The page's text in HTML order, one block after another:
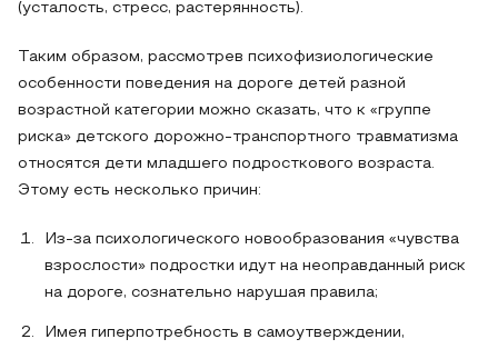
(усталость, стресс, растерянность).
Таким образом, рассмотрев психофизиологические
особенности поведения на дороге детей разной
возрастной категории можно сказать, что к «группе
риска» детского дорожно-транспортного травматизма
относятся дети младшего подросткового возраста.
Этому есть несколько причин:
Из-за психологического новообразования «чувства
взрослости» подростки идут на неоправданный риск
на дороге, сознательно нарушая правила;
Имея гиперпотребность в самоутверждении,